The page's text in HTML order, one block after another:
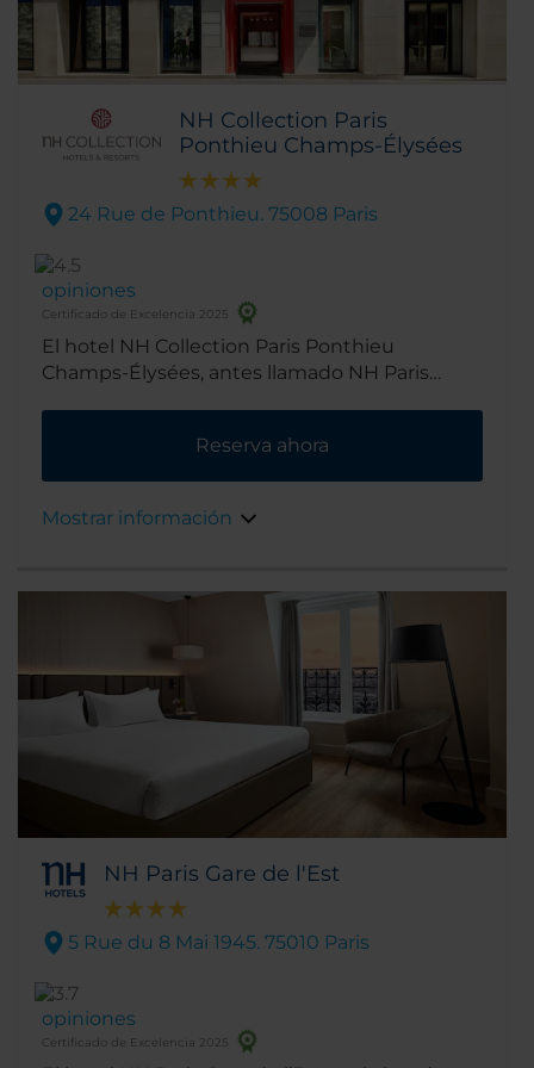
NH Collection Paris
Ponthieu Champs-Élysées
24 Rue de Ponthieu. 75008 Paris
opiniones
Certificado de Excelencia 2025
El hotel NH Collection Paris Ponthieu
Champs-Élysées, antes llamado NH Paris
muchos de los destinos de compras y lugares
de interés cultural imprescindibles de París.
descubrirás que tienes a poca distancia a pie
Petit Palais, la Plaza de la Concordia y el
Palacio del Elíseo, residencia oficial del
presidente de la República Francesa.
Reserva ahora
Mostrar información
NH Paris Gare de l'Est
5 Rue du 8 Mai 1945. 75010 Paris
opiniones
Certificado de Excelencia 2025